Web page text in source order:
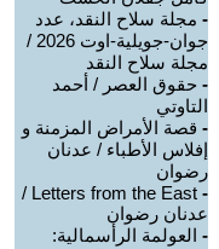
- مجلة سلاح النقد، عدد
جوان-جويلية-اوت 2026 /
مجلة سلاح النقد
- حقوق العصر / أحمد
التاوتي
- قصة الأمراض المزمنة و
إفلاس الأطباء / عدنان
رضوان
-
Letters from the East /
عدنان رضوان
- العولمة الرأسمالية: